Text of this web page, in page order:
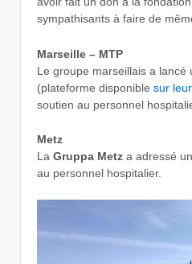
sympathisants à faire de
Marseille – MTP
Le groupe marseillais a lancé
(plateforme disponible sur
soutien au personnel
Metz
La Gruppa Metz a adressé
au personnel hospitalier.